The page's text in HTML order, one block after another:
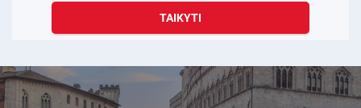
TAIKYTI